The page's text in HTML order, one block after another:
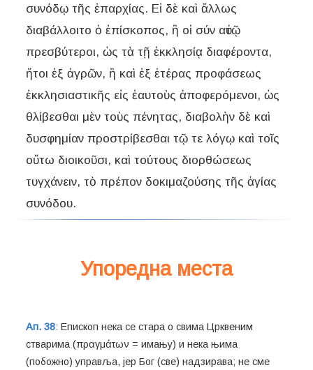
συνόδῳ τῆς ἐπαρχίας. Εἰ δὲ καὶ ἄλλως
διαβάλλοιτο ὁ ἐπίσκοπος, ἢ οἱ σύν αὐτῷ
πρεσβύτεροι, ὡς τὰ τῇ ἐκκλησίᾳ διαφέροντα,
ἤτοι ἐξ ἀγρῶν, ἢ καὶ ἐξ ἑτέρας προφάσεως
ἐκκλησιαστικῆς εἰς ἑαυτοὺς ἀποφερόμενοι, ὡς
θλίβεσθαι μὲν τοὺς πένητας, διαβολὴν δὲ καὶ
δυσφημίαν προστρίβεσθαι τῷ τε λόγῳ καὶ τοῖς
οὕτω διοικοῦσι, καὶ τούτους διορθώσεως
τυγχάνειν, τὸ πρέπον δοκιμαζούσης τῆς ἁγίας
Упоредна места
Ап. 38: Епископ нека се стара о свима Црквеним
стварима (πραγμάτων = имању) и нека њима
(побожно) управља, јер Бог (све) надзирава; не сме